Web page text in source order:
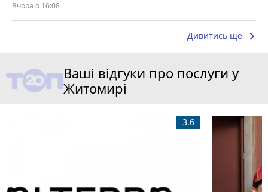
Вчора о 16:08
Дивитись ще keyboard_arrow_right
Ваші відгуки про послуги у
Житомирі
3.6